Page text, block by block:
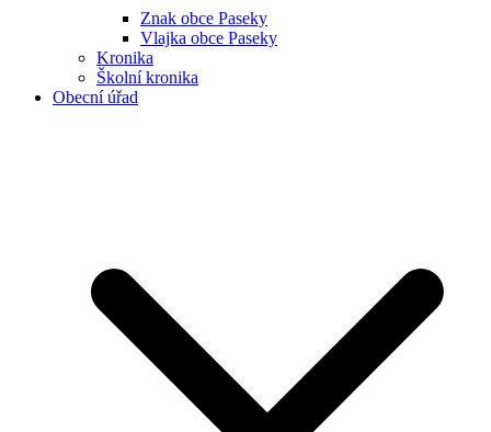
Znak obce Paseky
Vlajka obce Paseky
Kronika
Školní kronika
Obecní úřad